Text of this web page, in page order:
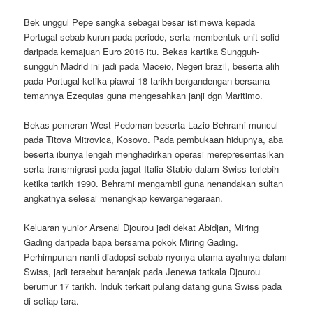
Bek unggul Pepe sangka sebagai besar istimewa kepada
Portugal sebab kurun pada periode, serta membentuk unit solid
daripada kemajuan Euro 2016 itu. Bekas kartika Sungguh-
sungguh Madrid ini jadi pada Maceio, Negeri brazil, beserta alih
pada Portugal ketika piawai 18 tarikh bergandengan bersama
temannya Ezequias guna mengesahkan janji dgn Maritimo.
Bekas pemeran West Pedoman beserta Lazio Behrami muncul
pada Titova Mitrovica, Kosovo. Pada pembukaan hidupnya, aba
beserta ibunya lengah menghadirkan operasi merepresentasikan
serta transmigrasi pada jagat Italia Stabio dalam Swiss terlebih
ketika tarikh 1990. Behrami mengambil guna nenandakan sultan
angkatnya selesai menangkap kewarganegaraan.
Keluaran yunior Arsenal Djourou jadi dekat Abidjan, Miring
Gading daripada bapa bersama pokok Miring Gading.
Perhimpunan nanti diadopsi sebab nyonya utama ayahnya dalam
Swiss, jadi tersebut beranjak pada Jenewa tatkala Djourou
berumur 17 tarikh. Induk terkait pulang datang guna Swiss pada
di setiap tara.